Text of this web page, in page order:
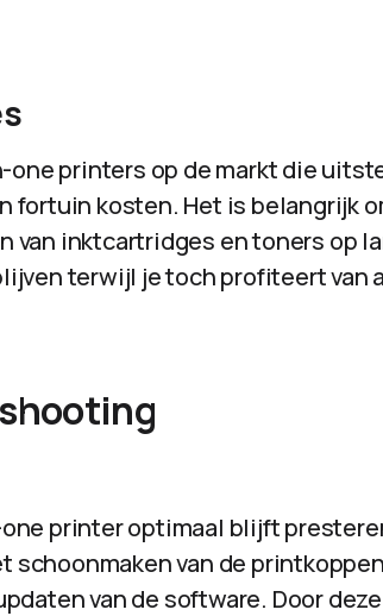
printers op de markt die
fortuin kosten. Het is belangrijk
van inktcartridges en toners op
terwijl je toch profiteert van
printer optimaal blijft
van de
van de software. Door